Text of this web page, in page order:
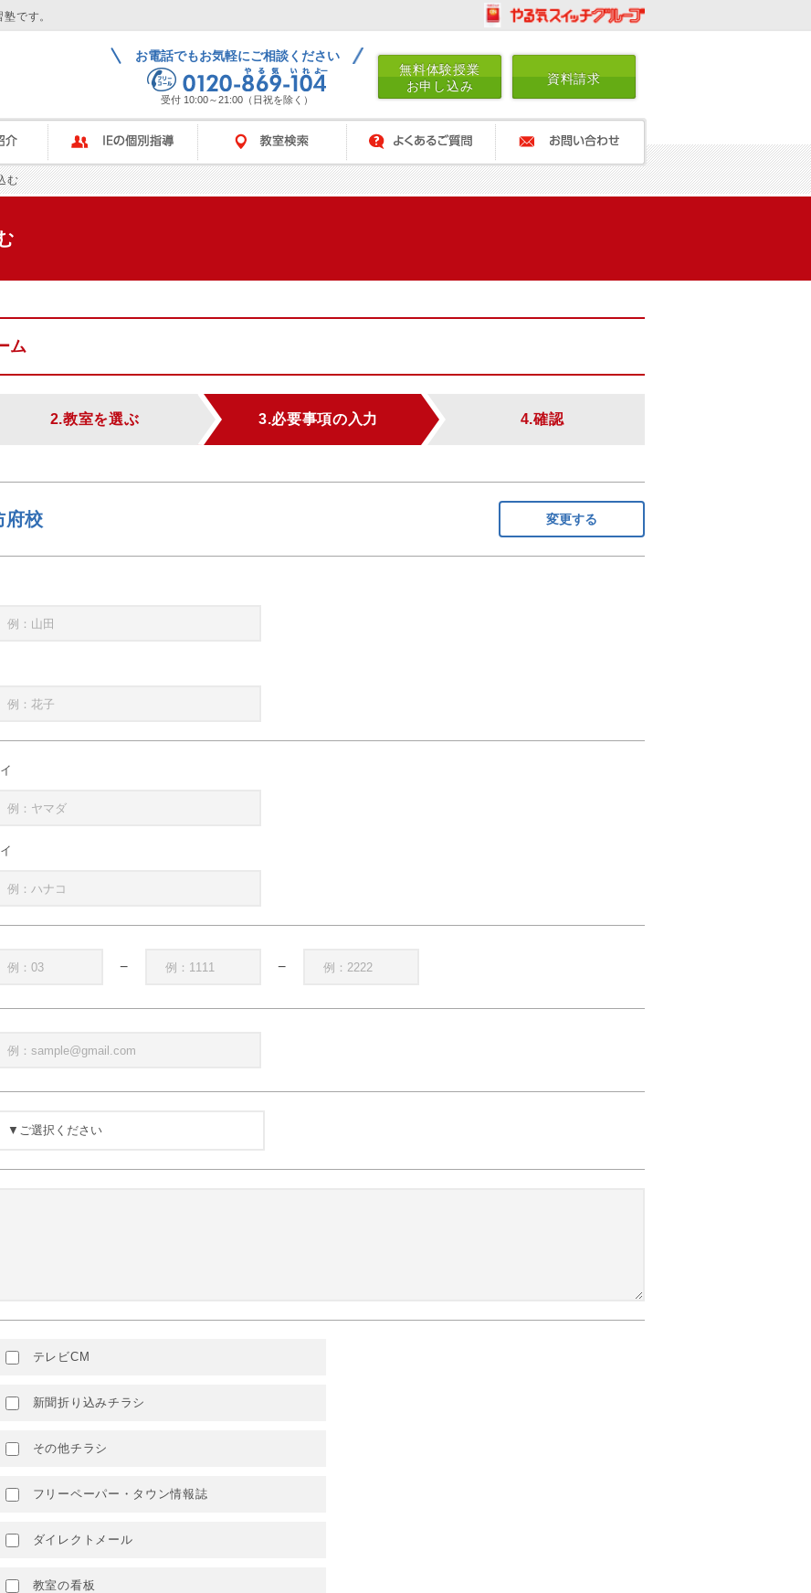
です。
お電話でもお気軽にご相談ください
受付 10:00～21:00（日祝を除く）
無料体験授業
お申し込み
資料請求
IEの個別指導 教室検索 よくあるご質問 お問い合わせ
む
ム
2.教室を選ぶ 3.必要事項の入力 4.確認
府校 変更する
− −
テレビCM
新聞折り込みチラシ
その他チラシ
フリーペーパー・タウン情報誌
ダイレクトメール
教室の看板